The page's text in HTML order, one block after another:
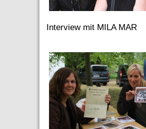
Interview mit MILA MAR